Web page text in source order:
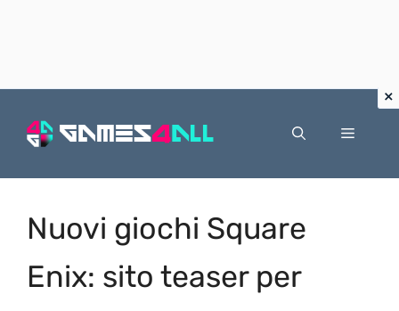
Menu
Nuovi giochi Square
Enix: sito teaser per